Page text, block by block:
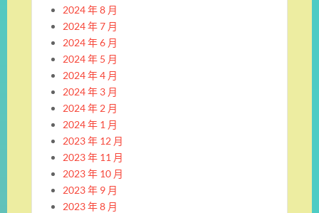
2024 年 8 月
2024 年 7 月
2024 年 6 月
2024 年 5 月
2024 年 4 月
2024 年 3 月
2024 年 2 月
2024 年 1 月
2023 年 12 月
2023 年 11 月
2023 年 10 月
2023 年 9 月
2023 年 8 月